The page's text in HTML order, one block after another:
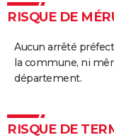
RISQUE DE
Aucun arrêté
la commune, ni
département.
RISQUE DE